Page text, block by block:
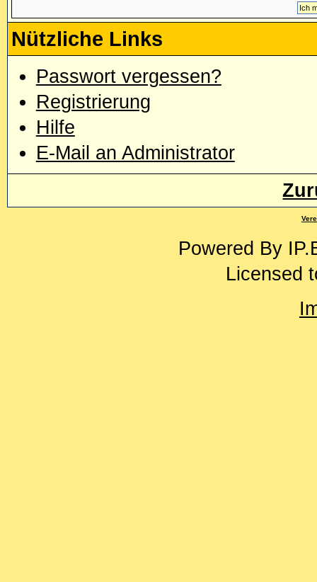
Nützliche Links
Passwort vergessen?
Registrierung
Hilfe
E-Mail an Administrator
Powered By
Licensed